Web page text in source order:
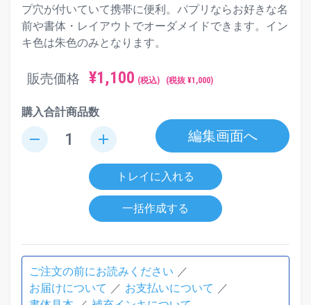
プ穴が付いていて携帯に便利。パプリならお好きな名
前や書体・レイアウトでオーダメイドできます。イン
キ色は朱色のみとなります。
販売価格 ¥1,100 (税込) (税抜 ¥1,000)
購入合計商品数
remove add 編集画面へ
トレイに入れる
一括作成する
ご注文の前にお読みください
お届けについて
お支払いについて